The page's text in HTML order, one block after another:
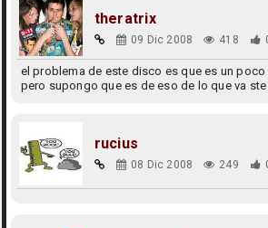
theratrix
09 Dic 2008 418
el problema de este disco es que es un poco
pero supongo que es de eso de lo que va ste
rucius
08 Dic 2008 249